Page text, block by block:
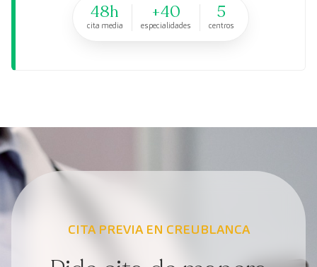
48h
cita media
+40
especialidades
5
centros
CITA PREVIA EN CREUBLANCA